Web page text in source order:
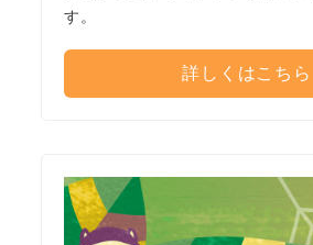
す。
詳しくはこちら